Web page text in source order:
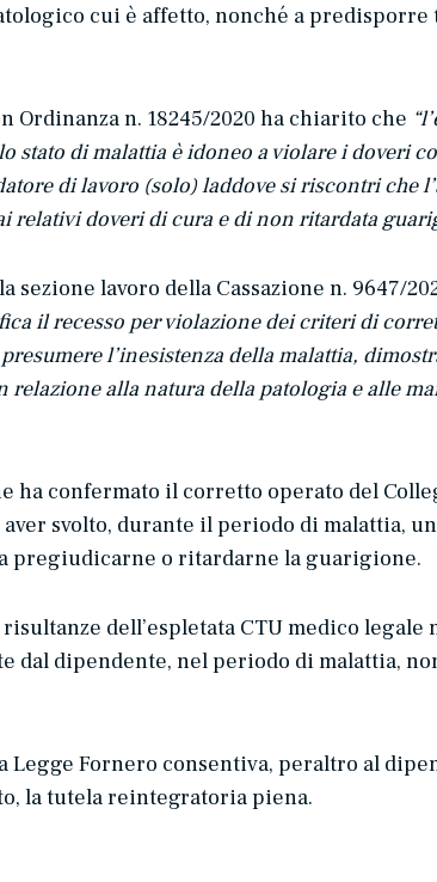
cui è affetto, nonché a
Ordinanza n. 18245/2020 ha chiarito che
stato di malattia è idoneo a violare i doveri
di lavoro (solo) laddove si riscontri che
relativi doveri di cura e di non ritardata
sezione lavoro della Cassazione n. 9647/
il recesso per violazione dei criteri di
l’inesistenza della malattia,
relazione alla natura della patologia e alle
ha confermato il corretto operato del
svolto, durante il periodo di malattia,
pregiudicarne o ritardarne la guarigione.
risultanze dell’espletata CTU medico
dal dipendente, nel periodo di malattia,
Fornero consentiva, peraltro al
la tutela reintegratoria piena.